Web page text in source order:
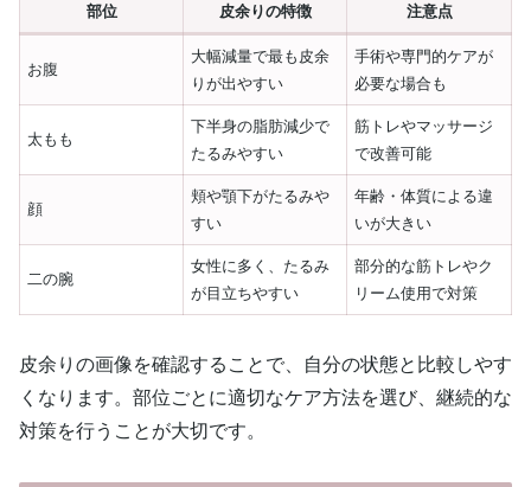
部位 皮余りの特徴 注意点
お腹
大幅減量で最も皮余
りが出やすい
手術や専門的ケアが
必要な場合も
太もも
下半身の脂肪減少で
たるみやすい
筋トレやマッサージ
で改善可能
顔
頬や顎下がたるみや
すい
年齢・体質による違
いが大きい
二の腕
女性に多く、たるみ
が目立ちやすい
部分的な筋トレやク
リーム使用で対策
皮余りの画像を確認することで、自分の状態と比較しやす
くなります。部位ごとに適切なケア方法を選び、継続的な
対策を行うことが大切です。